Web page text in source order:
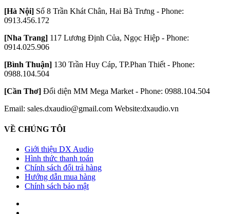
[Hà Nội] Số 8 Trần Khát Chân, Hai Bà Trưng - Phone:
0913.456.172
[Nha Trang] 117 Lương Định Của, Ngọc Hiệp - Phone:
0914.025.906
[Bình Thuận] 130 Trần Huy Cáp, TP.Phan Thiết - Phone:
0988.104.504
[Cần Thơ] Đối diện MM Mega Market - Phone: 0988.104.504
Email: sales.dxaudio@gmail.com Website:dxaudio.vn
VỀ CHÚNG TÔI
Giới thiệu DX Audio
Hình thức thanh toán
Chính sách đổi trả hàng
Hướng dẫn mua hàng
Chính sách bảo mật